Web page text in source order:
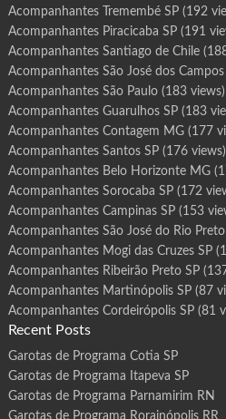
Acompanhantes Tremembé SP(192
Acompanhantes Piracicaba SP(191
Acompanhantes Santiago de Chile
Acompanhantes São José dos Campos
Acompanhantes São Paulo(183 views)
Acompanhantes Guarulhos SP(183
Acompanhantes Contagem MG(177
Acompanhantes Santos SP(176 views)
Acompanhantes Belo Horizonte MG
Acompanhantes Sorocaba SP(172
Acompanhantes Campinas SP(153
Acompanhantes São José do Rio Preto
Acompanhantes Mogi das Cruzes SP
Acompanhantes Ribeirão Preto SP
Acompanhantes Martinópolis SP(87
Acompanhantes Cordeirópolis SP(81
Recent Posts
Garotas de Programa Cotia SP
Garotas de Programa Itapeva SP
Garotas de Programa Parnamirim RN